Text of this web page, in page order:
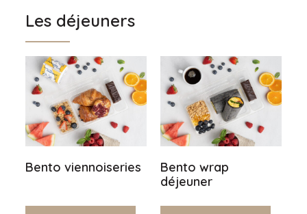
Les déjeuners
Bento viennoiseries
Bento wrap
déjeuner